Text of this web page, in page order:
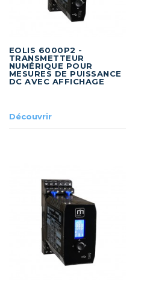
EOLIS 6000P2 -
TRANSMETTEUR
NUMÉRIQUE POUR
MESURES DE PUISSANCE
DC AVEC AFFICHAGE
Découvrir